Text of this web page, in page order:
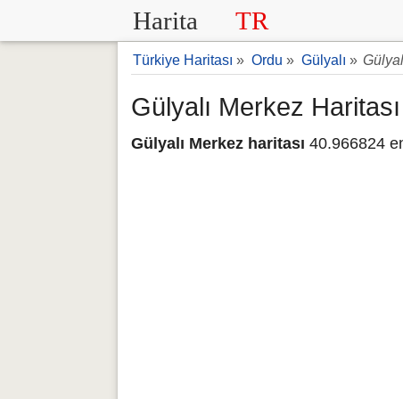
Harita TR
Türkiye Haritası » Ordu » Gülyalı »
Gülyalı Merkez Haritası
Gülyalı Merkez haritası 40.966824